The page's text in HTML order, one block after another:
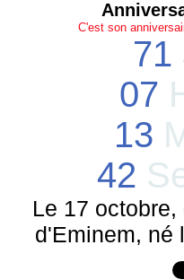
C'est son
71
07
13
42
Le 17
d'Eminem, né